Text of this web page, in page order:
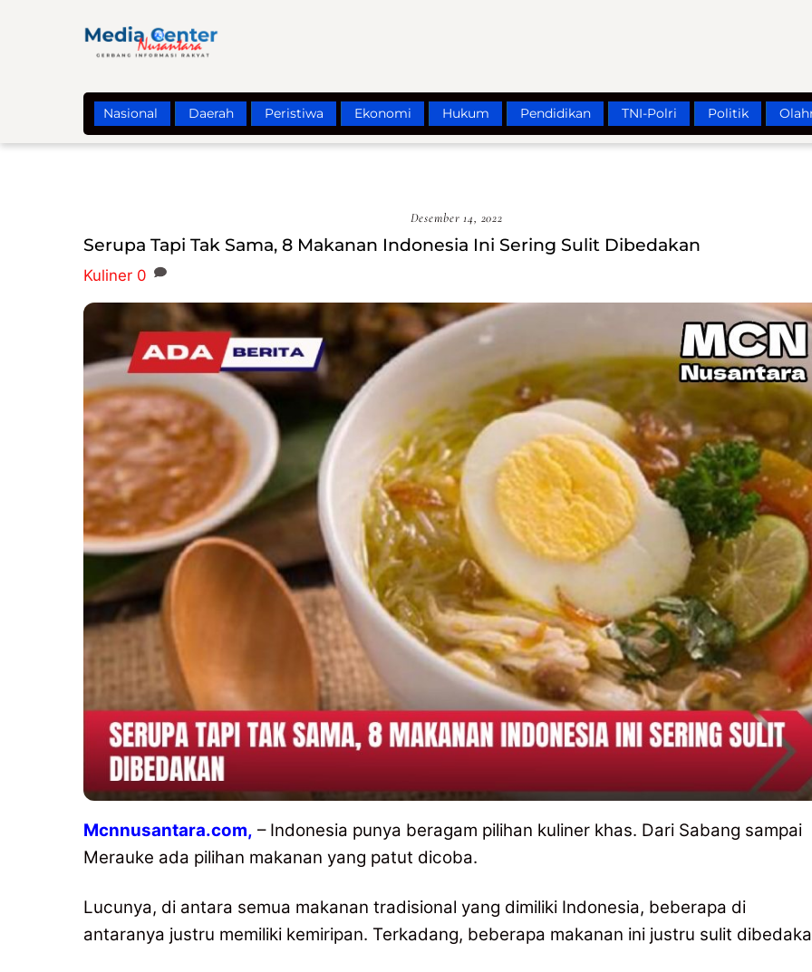
Nasional Daerah Peristiwa Ekonomi Hukum Pendidikan TNI-Polri Politik
Desember 14, 2022
Serupa Tapi Tak Sama, 8 Makanan Indonesia Ini Sering Sulit Dibedakan
Kuliner 0
Mcnnusantara.com, – Indonesia punya beragam pilihan kuliner khas. Dari Sabang sampai
Merauke ada pilihan makanan yang patut dicoba.
Lucunya, di antara semua makanan tradisional yang dimiliki Indonesia, beberapa di
antaranya justru memiliki kemiripan. Terkadang, beberapa makanan ini justru sulit